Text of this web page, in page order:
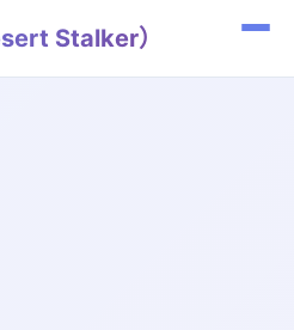
Stalker）